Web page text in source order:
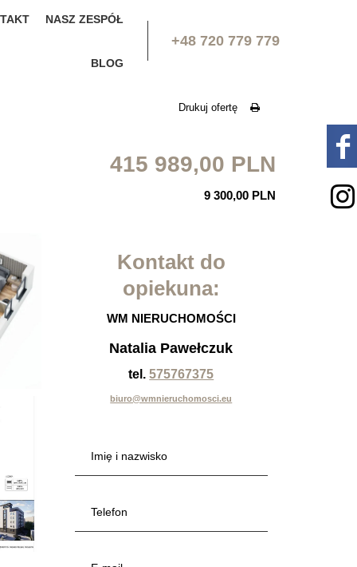
NASZ ZESPÓŁ
BLOG
+48 720 779 779
Drukuj ofertę
415 989,00 PLN
9 300,00 PLN
Kontakt do
opiekuna:
WM NIERUCHOMOŚCI
Natalia Pawełczuk
tel. 575767375
biuro@wmnieruchomosci.eu